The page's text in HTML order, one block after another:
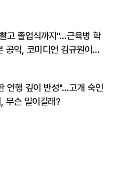
고 졸업식까지"…근육병 학
공익, 코미디언 김규원이었
언행 깊이 반성"…고개 숙인
무슨 일이길래?